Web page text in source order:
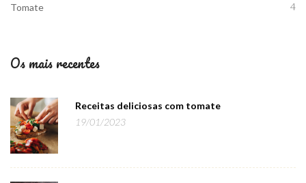
Tomate 4
Os mais recentes
Receitas deliciosas com tomate
19/01/2023